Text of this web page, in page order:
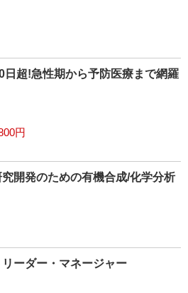
日超!急性期から予防医療まで網羅
円
開発のための有機合成/化学分析
ーダー・マネージャー